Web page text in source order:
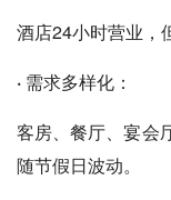
酒店24小时营业，
· 需求多样化：
客房、餐厅、宴会
随节假日波动。